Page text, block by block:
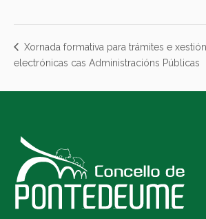
Xornada formativa para trámites e
electrónicas cas Administracións Públicas